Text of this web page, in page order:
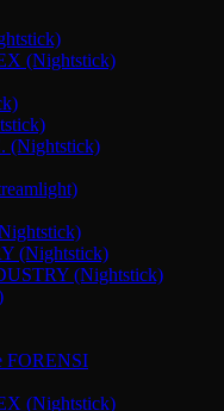
(Nightstick)
(Nightstick)
(Nightstick)
(Nightstick)
FORENSI
(Nightstick)